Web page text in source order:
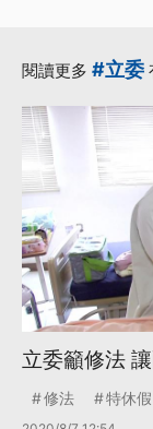
閱讀更多 #立委
立委籲修法
修法 特休假